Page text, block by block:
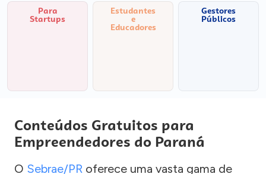
Para
Startups
Estudantes
e
Educadores
Gestores
Públicos
Conteúdos Gratuitos para
Empreendedores do Paraná
O Sebrae/PR oferece uma vasta gama de